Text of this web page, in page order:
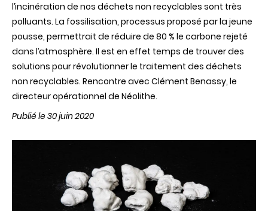
l’incinération de nos déchets non recyclables sont très
polluants. La fossilisation, processus proposé par la jeune
pousse, permettrait de réduire de 80 % le carbone rejeté
dans l’atmosphère. Il est en effet temps de trouver des
solutions pour révolutionner le traitement des déchets
non recyclables. Rencontre avec Clément Benassy, le
directeur opérationnel de Néolithe.
Publié le 30 juin 2020